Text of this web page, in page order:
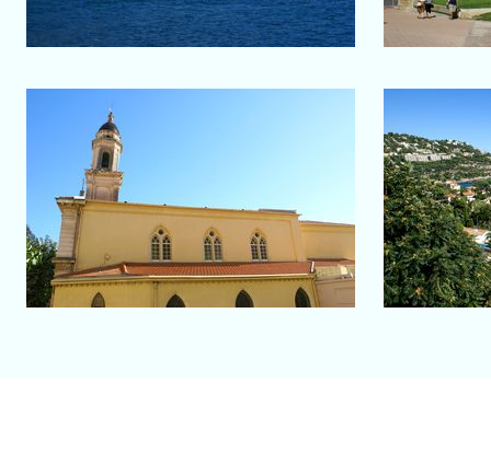
Salon-de-Provence
Chapelle de la Miséricorde ou
des Pénitents Noirs
Le littoral